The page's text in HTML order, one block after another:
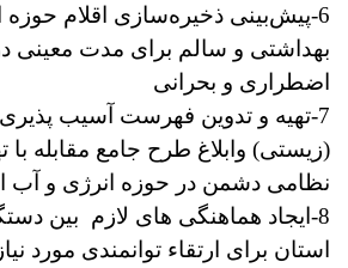
6-پیش‌بینی ذخیره‌سازی اقلام
بهداشتی و سالم برای مدت معینی
اضطراری و بحرانی
7-تهیه و تدوین فهرست آسیب پذیری
(زیستی) وابلاغ طرح جامع مقابله با
نظامی دشمن در حوزه انرژی و آب
8-ایجاد هماهنگی های لازم بین
استان برای ارتقاء توانمندی مورد